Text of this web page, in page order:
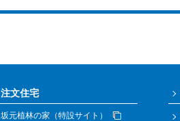
注文住宅
坂元植林の家（特設サイト）